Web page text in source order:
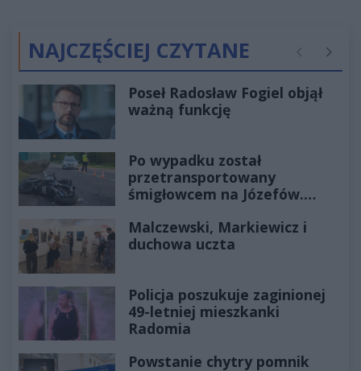
NAJCZĘŚCIEJ CZYTANE Poprzednie
Poseł Radosław Fogiel objął
ważną funkcję
Po wypadku został
przetransportowany
śmigłowcem na Józefów.
Malczewski, Markiewicz i
duchowa uczta
Policja poszukuje zaginionej
49-letniej mieszkanki
Radomia
Powstanie chytry pomnik